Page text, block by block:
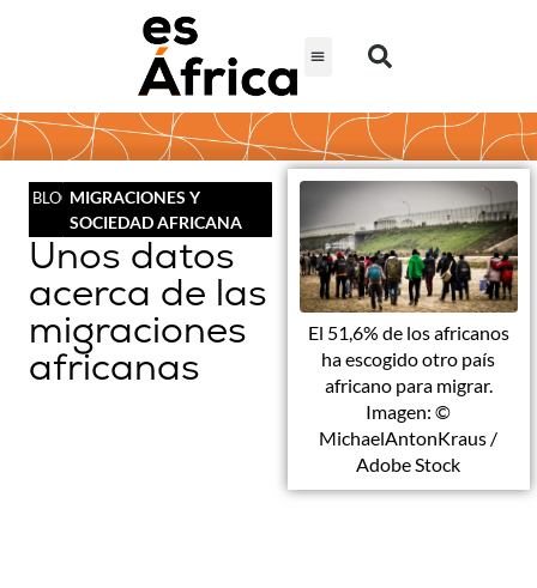
BLOGMIGRACIONES Y
SOCIEDAD AFRICANA
Unos datos
acerca de las
migraciones
africanas
El 51,6% de los africanos
ha escogido otro país
africano para migrar.
Imagen: ©
MichaelAntonKraus /
Adobe Stock